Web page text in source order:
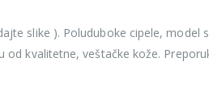
slike ). Poluduboke cipele,
kvalitetne, veštačke kože.